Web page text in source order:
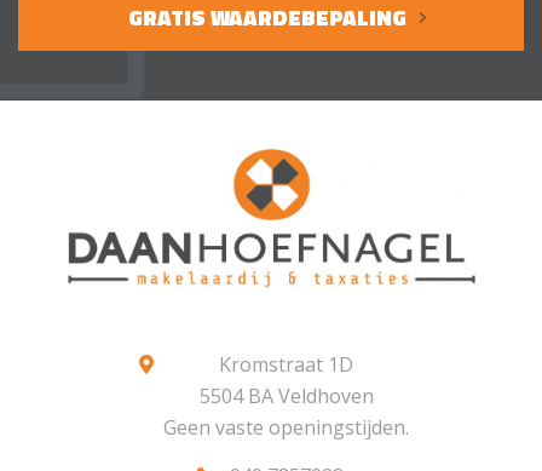
GRATIS WAARDEBEPALING
Kromstraat 1D
5504 BA Veldhoven
Geen vaste openingstijden.